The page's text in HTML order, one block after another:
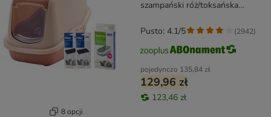
8 opcji
szampański róż/toksańska
pojedynczo 135,84 zł
129,96 zł
123,46 zł
Pusto: 4.1/5 (2942)